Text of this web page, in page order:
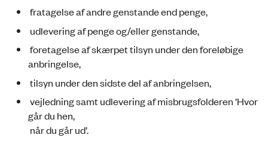
fratagelse af andre genstande end penge,
udlevering af penge og/eller genstande,
foretagelse af skærpet tilsyn under den foreløbige
anbringelse,
tilsyn under den sidste del af anbringelsen,
vejledning samt udlevering af misbrugsfolderen ’Hvor
går du hen,
når du går ud’.